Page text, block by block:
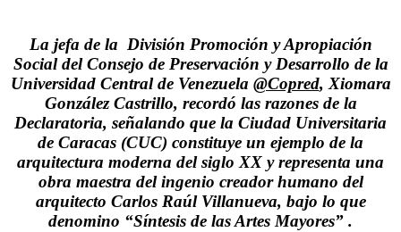
La jefa de la División Promoción y Apropiación
Social del Consejo de Preservación y Desarrollo de la
Universidad Central de Venezuela @Copred, Xiomara
González Castrillo, recordó las razones de la
Declaratoria, señalando que la Ciudad Universitaria
de Caracas (CUC) constituye un ejemplo de la
arquitectura moderna del siglo XX y representa una
obra maestra del ingenio creador humano del
arquitecto Carlos Raúl Villanueva, bajo lo que
denomino “Síntesis de las Artes Mayores” .